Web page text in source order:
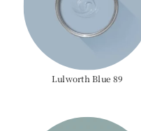
Lulworth Blue 89